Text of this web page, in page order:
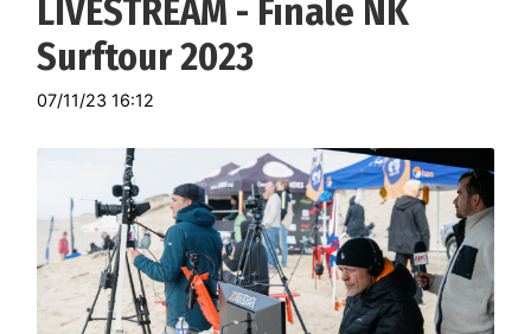
LIVESTREAM - Finale NK
Surftour 2023
07/11/23 16:12